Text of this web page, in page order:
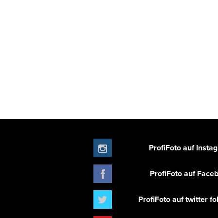
ProfiFoto auf
ProfiFoto auf
ProfiFoto auf twitter